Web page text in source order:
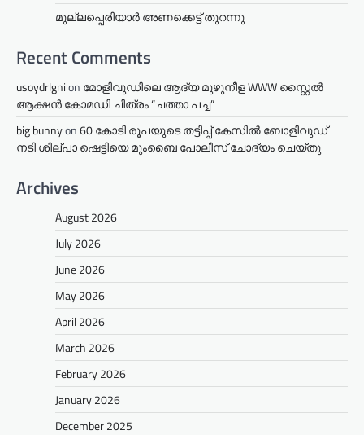
മുല്ലപ്പെരിയാര്‍ അണക്കെട്ട് തുറന്നു
Recent Comments
usoydrlgnion മോളിവുഡിലെ ആദ്യ മുഴുനീള WWW സ്റ്റൈൽ
ആക്ഷൻ കോമഡി ചിത്രം “ചത്താ പച്ച”
big bunnyon60 കോടി രൂപയുടെ തട്ടിപ്പ് കേസിൽ ബോളിവുഡ്
നടി ശില്പാ ഷെട്ടിയെ മുംബൈ പോലീസ് ചോദ്യം ചെയ്തു
Archives
August 2026
July 2026
June 2026
May 2026
April 2026
March 2026
February 2026
January 2026
December 2025